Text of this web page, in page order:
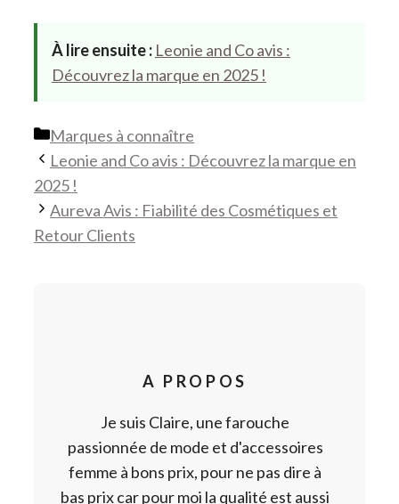
À lire ensuite : Leonie and Co avis :
Découvrez la marque en 2025 !
Catégories
Marques à connaître
Leonie and Co avis : Découvrez la marque en
2025 !
Aureva Avis : Fiabilité des Cosmétiques et
Retour Clients
A PROPOS
Je suis Claire, une farouche
passionnée de mode et d'accessoires
femme à bons prix, pour ne pas dire à
bas prix car pour moi la qualité est aussi